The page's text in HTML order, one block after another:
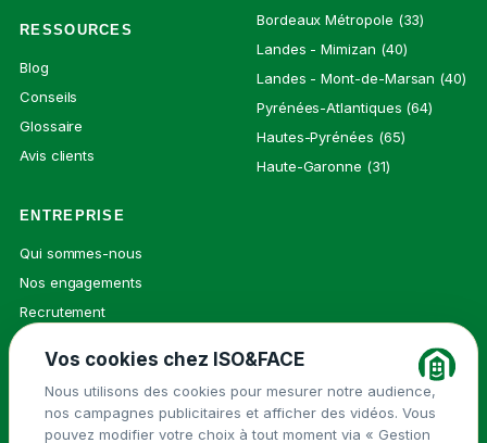
RESSOURCES
Blog
Conseils
Glossaire
Avis clients
Bordeaux Métropole (33)
Landes - Mimizan (40)
Landes - Mont-de-Marsan (40)
Pyrénées-Atlantiques (64)
Hautes-Pyrénées (65)
Haute-Garonne (31)
ENTREPRISE
Qui sommes-nous
Nos engagements
Recrutement
Contact
Vos cookies chez ISO&FACE
Nous utilisons des cookies pour mesurer notre audience,
nos campagnes publicitaires et afficher des vidéos. Vous
pouvez modifier votre choix à tout moment via « Gestion